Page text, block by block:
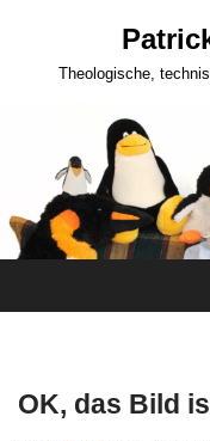
Theologische,
OK, das Bild